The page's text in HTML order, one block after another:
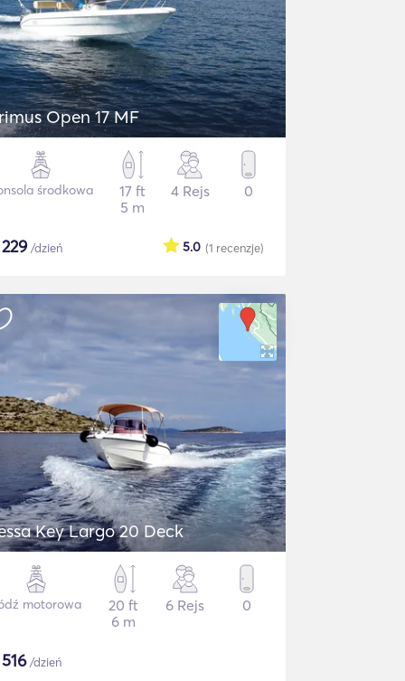
Open 17 MF
środkowa
17 ft
5 m
4 Rejs 0
229/dzień (1 recenzje)
5.0
Key Largo 20 Deck
motorowa
20 ft
6 m
6 Rejs 0
516/dzień